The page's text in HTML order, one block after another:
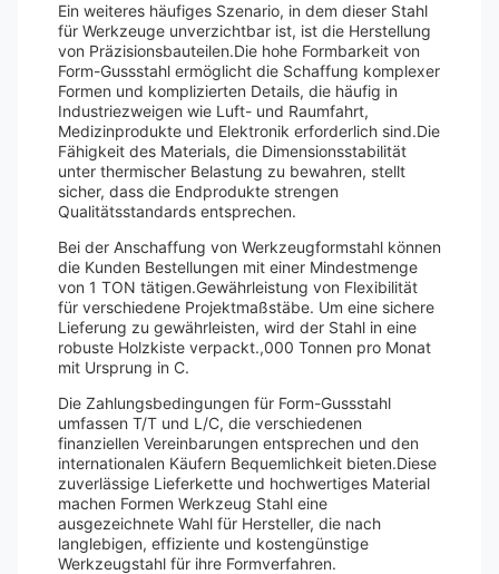
Ein weiteres häufiges Szenario, in dem dieser Stahl
für Werkzeuge unverzichtbar ist, ist die Herstellung
von Präzisionsbauteilen.Die hohe Formbarkeit von
Form-Gussstahl ermöglicht die Schaffung komplexer
Formen und komplizierten Details, die häufig in
Industriezweigen wie Luft- und Raumfahrt,
Medizinprodukte und Elektronik erforderlich sind.Die
Fähigkeit des Materials, die Dimensionsstabilität
unter thermischer Belastung zu bewahren, stellt
sicher, dass die Endprodukte strengen
Qualitätsstandards entsprechen.
Bei der Anschaffung von Werkzeugformstahl können
die Kunden Bestellungen mit einer Mindestmenge
von 1 TON tätigen.Gewährleistung von Flexibilität
für verschiedene Projektmaßstäbe. Um eine sichere
Lieferung zu gewährleisten, wird der Stahl in eine
robuste Holzkiste verpackt.,000 Tonnen pro Monat
mit Ursprung in C.
Die Zahlungsbedingungen für Form-Gussstahl
umfassen T/T und L/C, die verschiedenen
finanziellen Vereinbarungen entsprechen und den
internationalen Käufern Bequemlichkeit bieten.Diese
zuverlässige Lieferkette und hochwertiges Material
machen Formen Werkzeug Stahl eine
ausgezeichnete Wahl für Hersteller, die nach
langlebigen, effiziente und kostengünstige
Werkzeugstahl für ihre Formverfahren.